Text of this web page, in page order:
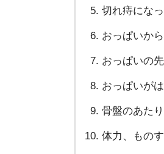
切れ痔にな
おっぱいか
おっぱいの
おっぱいが
骨盤のあた
体力、もの